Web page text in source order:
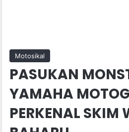
Motosikal
PASUKAN
YAMAHA
PERKENAL SKIM